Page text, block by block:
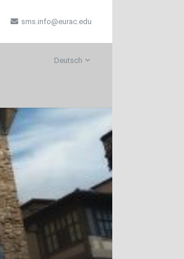
sms.info@eurac.edu
Deutsch